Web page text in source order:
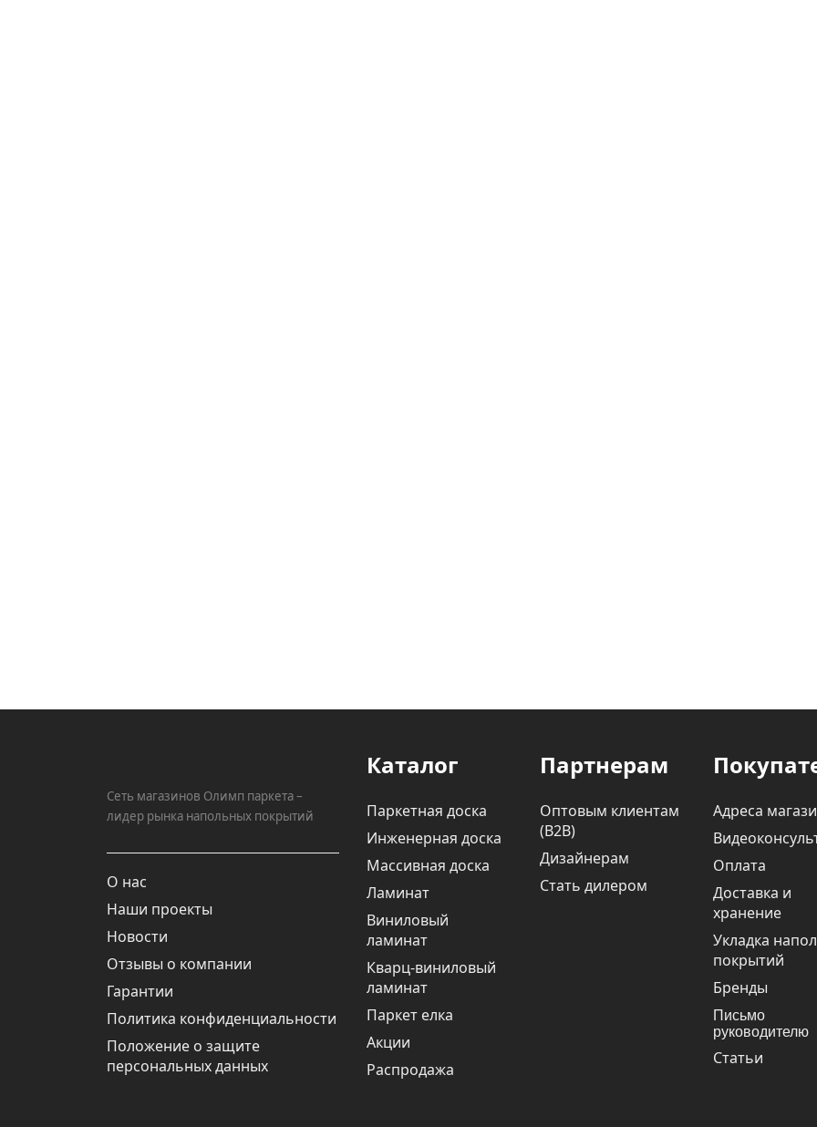
Сеть магазинов Олимп паркета –
лидер рынка напольных покрытий
О нас
Наши проекты
Новости
Отзывы о компании
Гарантии
Политика конфиденциальности
Положение о защите
персональных данных
Каталог
Паркетная доска
Инженерная доска
Массивная доска
Ламинат
Виниловый
ламинат
Кварц-виниловый
ламинат
Паркет елка
Акции
Распродажа
Партнерам
Оптовым клиентам
(В2В)
Дизайнерам
Стать дилером
Адреса
Оплата
Доставка и
хранение
Укладка
покрытий
Бренды
Письмо
руководителю
Статьи